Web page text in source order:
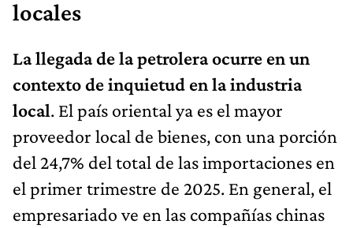
locales
La llegada de la petrolera ocurre en un
contexto de inquietud en la industria
local. El país oriental ya es el mayor
proveedor local de bienes, con una porción
del 24,7% del total de las importaciones en
el primer trimestre de 2025. En general, el
empresariado ve en las compañías chinas